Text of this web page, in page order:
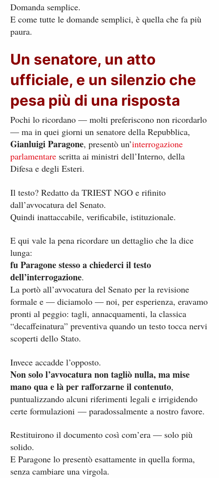
Domanda semplice.
E come tutte le domande semplici, è quella che fa più
paura.
Un senatore, un atto
ufficiale, e un silenzio che
pesa più di una risposta
Pochi lo ricordano — molti preferiscono non ricordarlo
— ma in quei giorni un senatore della Repubblica,
Gianluigi Paragone, presentò un’interrogazione
parlamentare scritta ai ministri dell’Interno, della
Difesa e degli Esteri.
Il testo? Redatto da TRIEST NGO e rifinito
dall’avvocatura del Senato.
Quindi inattaccabile, verificabile, istituzionale.
E qui vale la pena ricordare un dettaglio che la dice
lunga:
fu Paragone stesso a chiederci il testo
dell’interrogazione.
La portò all’avvocatura del Senato per la revisione
formale e — diciamolo — noi, per esperienza, eravamo
pronti al peggio: tagli, annacquamenti, la classica
“decaffeinatura” preventiva quando un testo tocca nervi
scoperti dello Stato.
Invece accadde l’opposto.
Non solo l’avvocatura non tagliò nulla, ma mise
mano qua e là per rafforzarne il contenuto,
puntualizzando alcuni riferimenti legali e irrigidendo
certe formulazioni — paradossalmente a nostro favore.
Restituirono il documento così com’era — solo più
solido.
E Paragone lo presentò esattamente in quella forma,
senza cambiare una virgola.